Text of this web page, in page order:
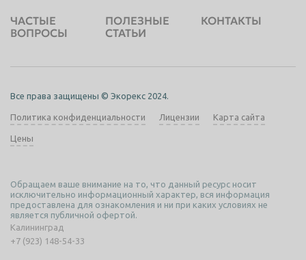
ЧАСТЫЕ
ВОПРОСЫ
ПОЛЕЗНЫЕ
СТАТЬИ
КОНТАКТЫ
Все права защищены © Экорекс 2024.
Политика конфиденциальности Лицензии Карта сайта
Цены
Обращаем ваше внимание на то, что данный ресурс носит
исключительно информационный характер, вся информация
предоставлена для ознакомления и ни при каких условиях не
является публичной офертой.
Калининград
+7 (923) 148-54-33